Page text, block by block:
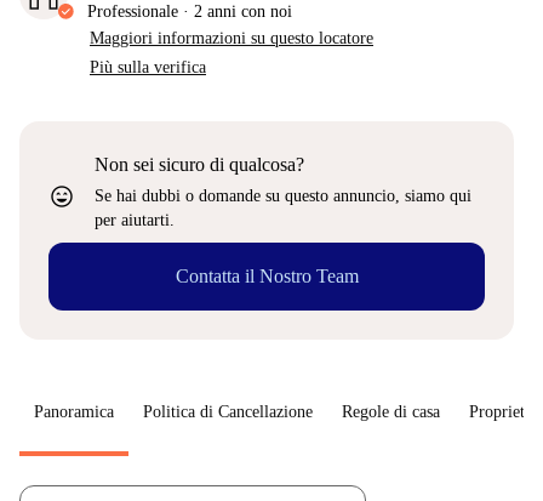
Professionale · 2 anni con noi
Maggiori informazioni su questo locatore
Più sulla verifica
sentiment_very_satisfied
Non sei sicuro di qualcosa?
Se hai dubbi o domande su questo annuncio, siamo qui
per aiutarti.
Contatta il Nostro Team
Panoramica Politica di Cancellazione Regole di casa